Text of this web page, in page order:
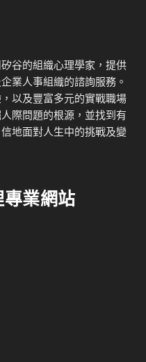
谷的組織心理學家，提供
業人事組織的諮詢服務。
以及豐富多元的實戰職場
際問題的根源，並找到有
地面對人生中的挑戰及變
業網站